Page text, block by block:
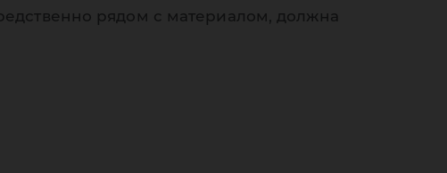
рядом с материалом, должна